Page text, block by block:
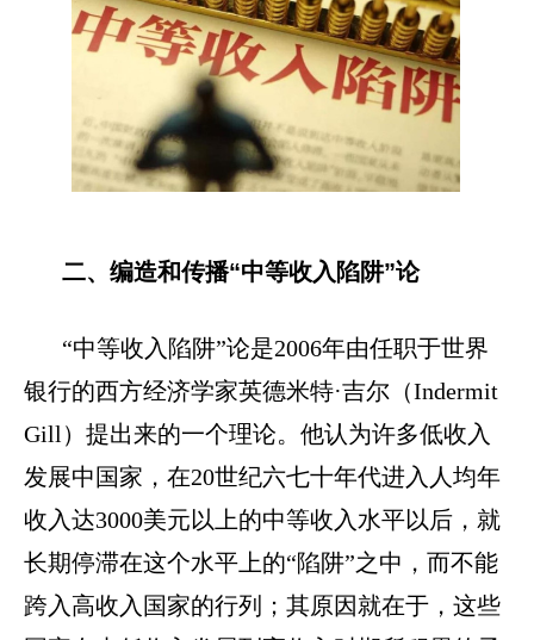
二、编造和传播“中等收入陷阱”论
“中等收入陷阱”论是2006年由任职于世界
银行的西方经济学家英德米特·吉尔（Indermit
Gill ）提出来的一个理论。他认为许多低收入
发展中国家，在20世纪六七十年代进入人均年
收入达3000美元以上的中等收入水平以后，就
长期停滞在这个水平上的“陷阱”之中，而不能
跨入高收入国家的行列；其原因就在于，这些